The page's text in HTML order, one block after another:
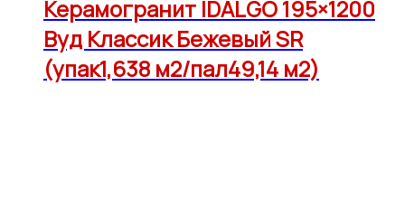
Керамогранит IDALGO 195×1200
Вуд Классик Бежевый SR
(упак1,638 м2/пал49,14 м2)